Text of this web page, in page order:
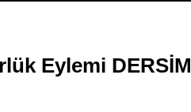
Eylemi DERSİM